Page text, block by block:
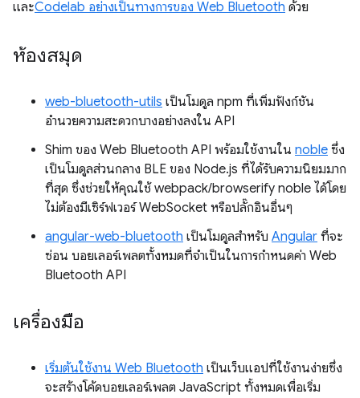
และCodelab อย่างเป็นทางการของ Web Bluetooth ด้วย
ห้องสมุด
web-bluetooth-utils เป็นโมดูล npm ที่เพิ่มฟังก์ชัน
อำนวยความสะดวกบางอย่างลงใน API
Shim ของ Web Bluetooth API พร้อมใช้งานใน noble ซึ่ง
เป็นโมดูลส่วนกลาง BLE ของ Node.js ที่ได้รับความนิยมมาก
ที่สุด ซึ่งช่วยให้คุณใช้ webpack/browserify noble ได้โดย
ไม่ต้องมีเซิร์ฟเวอร์ WebSocket หรือปลั๊กอินอื่นๆ
angular-web-bluetooth เป็นโมดูลสำหรับ Angular ที่จะ
ซ่อน บอยเลอร์เพลตทั้งหมดที่จำเป็นในการกำหนดค่า Web
Bluetooth API
เครื่องมือ
เริ่มต้นใช้งาน Web Bluetooth เป็นเว็บแอปที่ใช้งานง่ายซึ่ง
จะสร้างโค้ดบอยเลอร์เพลต JavaScript ทั้งหมดเพื่อเริ่ม